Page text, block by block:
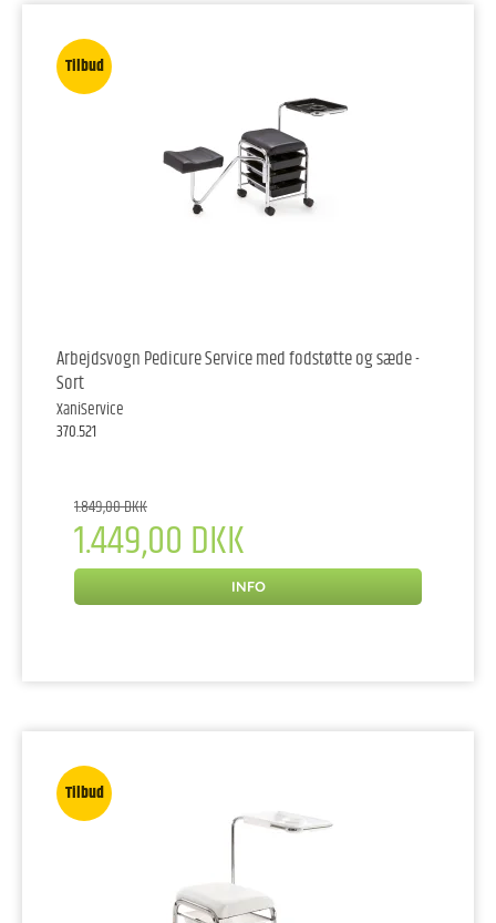
Tilbud
Arbejdsvogn Pedicure Service med fodstøtte og sæde -
Sort
XaniService
370.521
1.849,00 DKK
1.449,00 DKK
INFO
Tilbud